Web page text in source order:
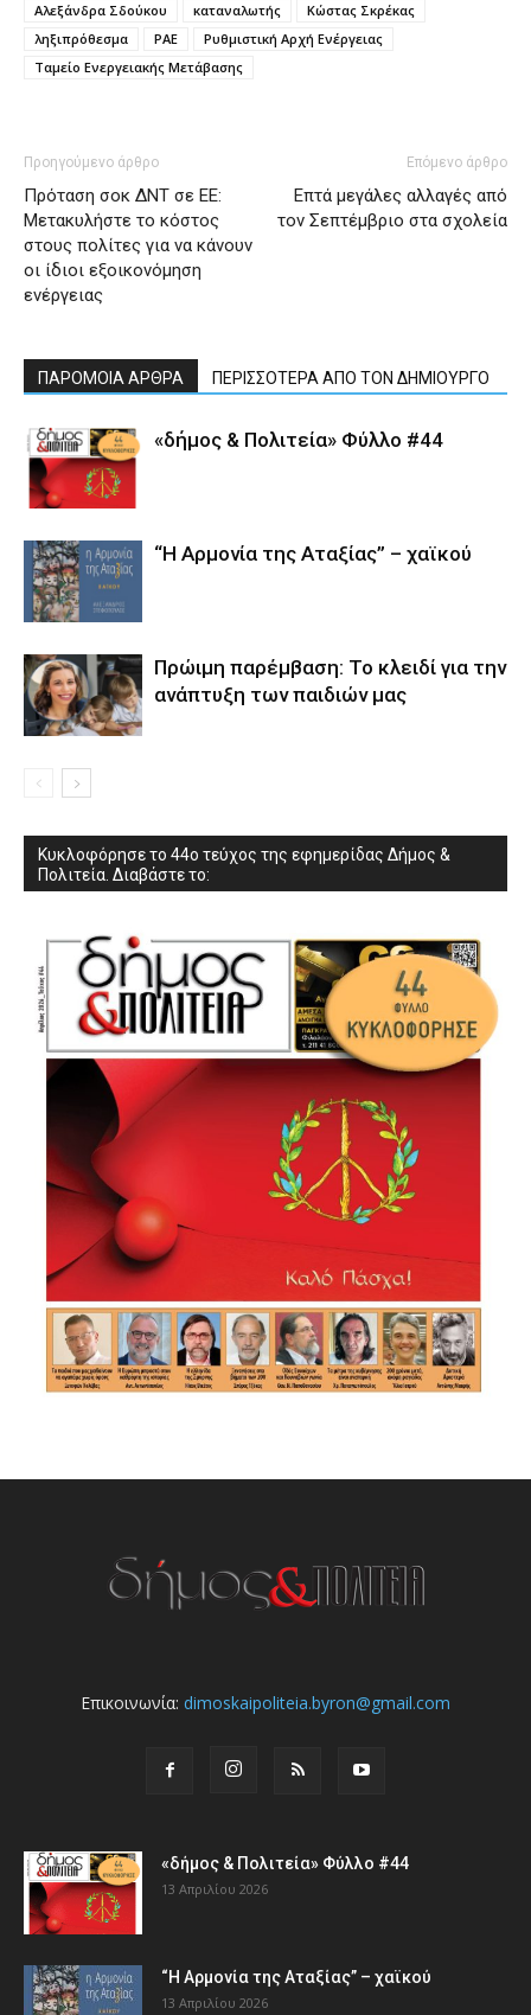
Αλεξάνδρα Σδούκου
καταναλωτής
Κώστας Σκρέκας
ληξιπρόθεσμα
ΡΑΕ
Ρυθμιστική Αρχή Ενέργειας
Ταμείο Ενεργειακής Μετάβασης
Προηγούμενο άρθρο
Πρόταση σοκ ΔΝΤ σε ΕΕ:
Μετακυλήστε το κόστος
στους πολίτες για να κάνουν
οι ίδιοι εξοικονόμηση
ενέργειας
Επόμενο άρθρο
Επτά μεγάλες αλλαγές από
τον Σεπτέμβριο στα σχολεία
ΠΑΡΟΜΟΙΑ ΑΡΘΡΑ ΠΕΡΙΣΣΟΤΕΡΑ ΑΠΟ ΤΟΝ ΔΗΜΙΟΥΡΓΟ
«δήμος & Πολιτεία» Φύλλο #44
“Η Αρμονία της Αταξίας” – χαϊκού
Πρώιμη παρέμβαση: Το κλειδί για την
ανάπτυξη των παιδιών µας
Κυκλοφόρησε το 44ο τεύχος της εφημερίδας Δήμος &
Πολιτεία. Διαβάστε το:
Επικοινωνία: dimoskaipoliteia.byron@gmail.com
«δήμος & Πολιτεία» Φύλλο #44
13 Απριλίου 2026
“Η Αρμονία της Αταξίας” – χαϊκού
13 Απριλίου 2026